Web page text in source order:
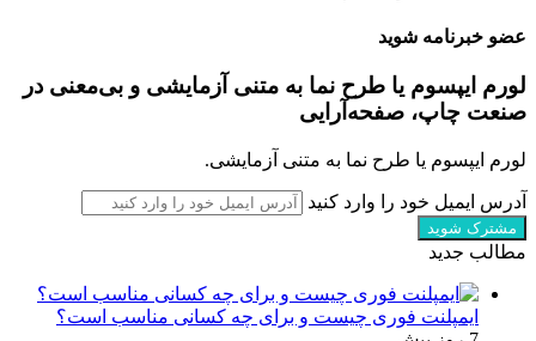
عضو خبرنامه شوید
لورم ایپسوم یا طرح‌ نما به متنی آزمایشی و بی‌معنی در
صنعت چاپ، صفحه‌آرایی
لورم ایپسوم یا طرح‌ نما به متنی آزمایشی.
آدرس ایمیل خود را وارد کنید
مطالب جدید
ایمپلنت فوری چیست و برای چه کسانی مناسب است؟